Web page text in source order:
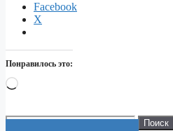
Facebook
X
Понравилось это:
Загрузка…
Искать: Поиск